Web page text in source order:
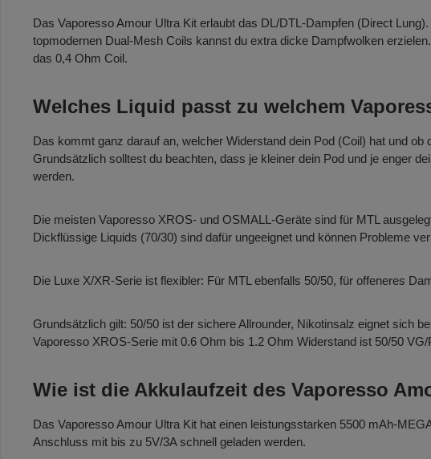
Das Vaporesso Amour Ultra Kit erlaubt das DL/DTL-Dampfen (Direct
topmodernen Dual-Mesh Coils kannst du extra dicke Dampfwolken
das 0,4 Ohm Coil.
Welches Liquid passt zu welchem
Das kommt ganz darauf an, welcher Widerstand dein Pod (Coil) hat und
Grundsätzlich solltest du beachten, dass je kleiner dein Pod und je enger
werden.
Die meisten Vaporesso XROS- und OSMALL-Geräte sind für MTL
Dickflüssige Liquids (70/30) sind dafür ungeeignet und können Probleme
Die Luxe X/XR-Serie ist flexibler: Für MTL ebenfalls 50/50, für offeneres
Grundsätzlich gilt: 50/50 ist der sichere Allrounder, Nikotinsalz eignet sich
Vaporesso XROS-Serie mit 0.6 Ohm bis 1.2 Ohm Widerstand ist 50/50
Wie ist die Akkulaufzeit des Vaporesso
Das Vaporesso Amour Ultra Kit hat einen leistungsstarken 5500 mAh-
Anschluss mit bis zu 5V/3A schnell geladen werden.